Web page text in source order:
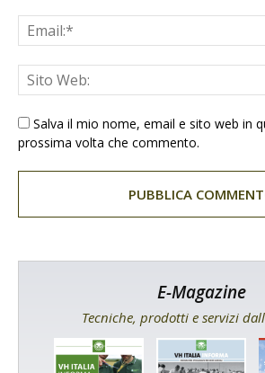
Salva il mio nome, email e sito web in
prossima volta che commento.
E-Magazine
Tecniche, prodotti e servizi